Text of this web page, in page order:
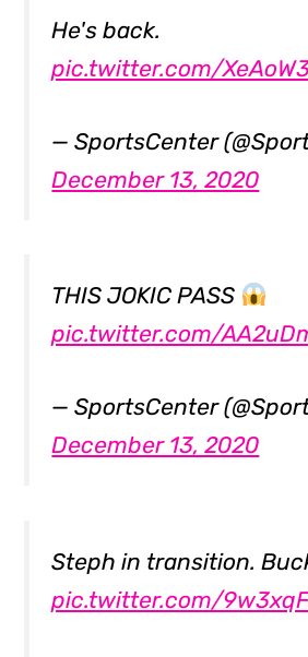
He's back.
pic.twitter.com/
— SportsCenter
December 13, 2020
THIS JOKIC PASS
pic.twitter.com/
— SportsCenter
December 13, 2020
Steph in transition.
pic.twitter.com/